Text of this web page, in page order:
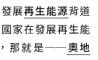
展再生能源背道
家在發展再生能
那就是──奧地